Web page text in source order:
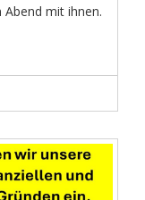
mit ihnen.